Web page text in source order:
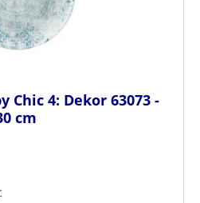
Chic 4: Dekor 63073 -
cm